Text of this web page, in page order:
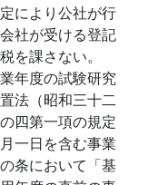
により公社が行
社が受ける登記
を課さない。
年度の試験研究
法（昭和三十二
四第一項の規定
一日を含む事業
条において「基